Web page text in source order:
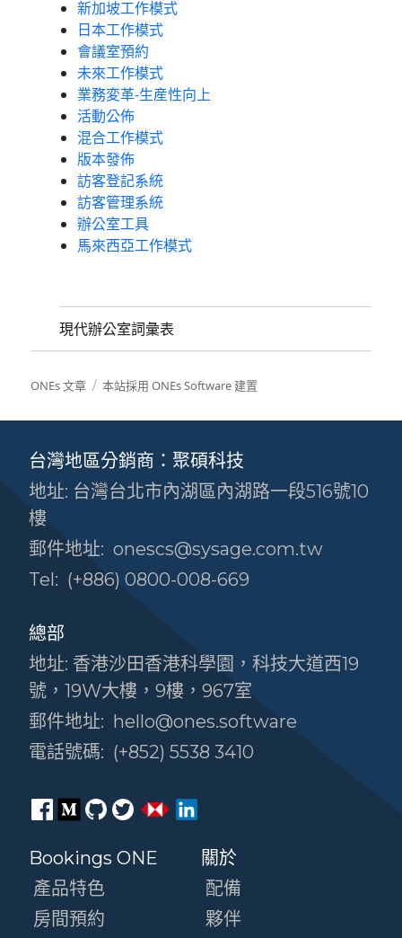
新加坡工作模式
日本工作模式
會議室預約
未來工作模式
業務変革-生産性向上
活動公佈
混合工作模式
版本發佈
訪客登記系統
訪客管理系統
辦公室工具
馬來西亞工作模式
現代辦公室詞彙表
ONEs 文章 本站採用 ONEs Software 建置
台灣地區分銷商：聚碩科技
地址: 台灣台北市內湖區內湖路一段516號10
樓
郵件地址: onescs@sysage.com.tw
Tel: (+886) 0800-008-669
總部
地址: 香港沙田香港科學園，科技大道西19
號，19W大樓，9樓，967室
郵件地址: hello@ones.software
電話號碼: (+852) 5538 3410
Bookings ONE
產品特色
房間預約
關於
配備
夥伴